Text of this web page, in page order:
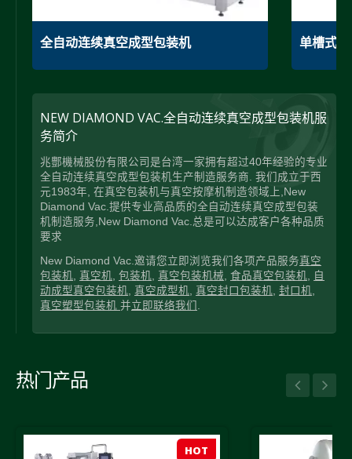
全自动连续真空成型包装机 单槽式
NEW DIAMOND VAC.全自动连续真空成型包装机服
务简介
兆酆機械股份有限公司是台湾一家拥有超过40年经验的专业
全自动连续真空成型包装机生产制造服务商. 我们成立于西
元1983年, 在真空包装机与真空按摩机制造领域上,New
Diamond Vac.提供专业高品质的全自动连续真空成型包装
机制造服务,New Diamond Vac.总是可以达成客户各种品质
要求
New Diamond Vac.邀请您立即浏览我们各项产品服务真空
包装机, 真空机, 包装机, 真空包装机械, 食品真空包装机, 自
动成型真空包装机, 真空成型机, 真空封口包装机, 封口机,
真空塑型包装机 并立即联络我们 .
热门产品
HOT